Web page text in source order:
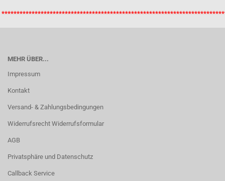
MEHR ÜBER...
Impressum
Kontakt
Versand- & Zahlungsbedingungen
Widerrufsrecht Widerrufsformular
AGB
Privatsphäre und Datenschutz
Callback Service